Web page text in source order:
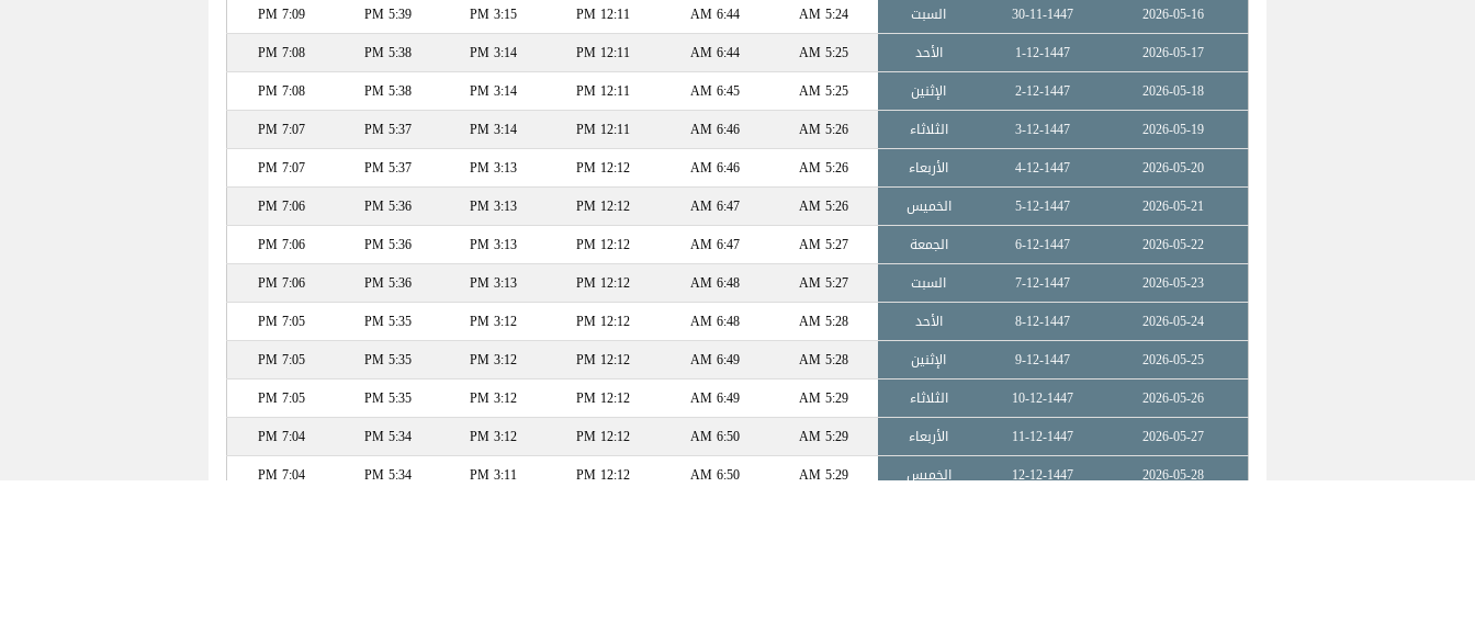
2026-05-16
30-11-1447 السبت 5:24 AM
6:44 AM
12:11 PM
3:15 PM
5:39 PM
7:09 PM
2026-05-17
1-12-1447 الأحد 5:25 AM
6:44 AM
12:11 PM
3:14 PM
5:38 PM
7:08 PM
2026-05-18
2-12-1447 الإثنين 5:25 AM
6:45 AM
12:11 PM
3:14 PM
5:38 PM
7:08 PM
2026-05-19
3-12-1447 الثلاثاء 5:26 AM
6:46 AM
12:11 PM
3:14 PM
5:37 PM
7:07 PM
2026-05-20
4-12-1447 الأربعاء 5:26 AM
6:46 AM
12:12 PM
3:13 PM
5:37 PM
7:07 PM
2026-05-21
5-12-1447 الخميس 5:26 AM
6:47 AM
12:12 PM
3:13 PM
5:36 PM
7:06 PM
2026-05-22
6-12-1447 الجمعة 5:27 AM
6:47 AM
12:12 PM
3:13 PM
5:36 PM
7:06 PM
2026-05-23
7-12-1447 السبت 5:27 AM
6:48 AM
12:12 PM
3:13 PM
5:36 PM
7:06 PM
2026-05-24
8-12-1447 الأحد 5:28 AM
6:48 AM
12:12 PM
3:12 PM
5:35 PM
7:05 PM
2026-05-25
9-12-1447 الإثنين 5:28 AM
6:49 AM
12:12 PM
3:12 PM
5:35 PM
7:05 PM
2026-05-26
10-12-1447 الثلاثاء 5:29 AM
6:49 AM
12:12 PM
3:12 PM
5:35 PM
7:05 PM
2026-05-27
11-12-1447 الأربعاء 5:29 AM
6:50 AM
12:12 PM
3:12 PM
5:34 PM
7:04 PM
2026-05-28
12-12-1447 الخميس 5:29 AM
6:50 AM
12:12 PM
3:11 PM
5:34 PM
7:04 PM